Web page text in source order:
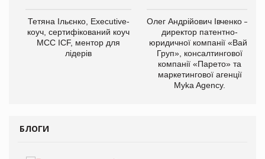
Тетяна Ільєнко, Executive-
коуч, сертифікований коуч
МСС ICF, ментор для
лідерів
Олег Андрійович Івченко —
директор патентно-
юридичної компанії «Вайз
Груп», консалтингової
компанії «Парето» та
маркетингової агенції
Myka Agency.
БЛОГИ